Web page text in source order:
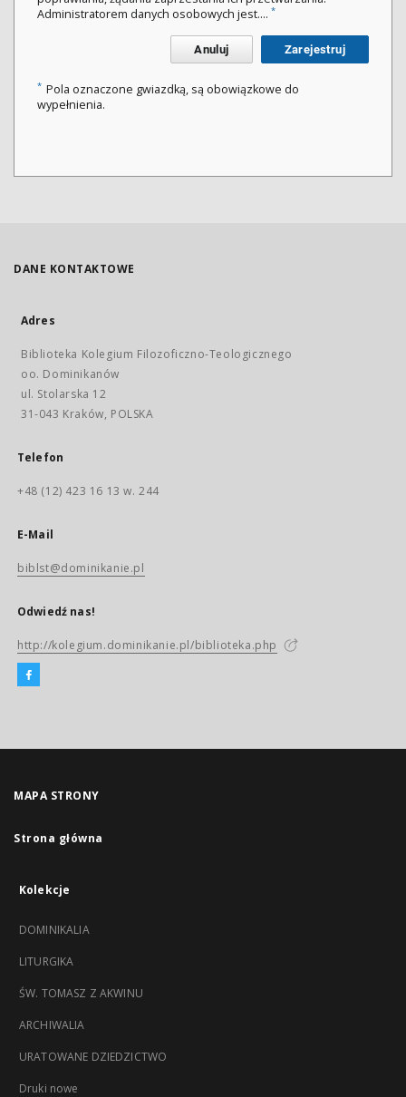
Administratorem danych osobowych jest.... *
Anuluj Zarejestruj
* Pola oznaczone gwiazdką, są obowiązkowe do
wypełnienia.
DANE KONTAKTOWE
Adres
Biblioteka Kolegium Filozoficzno-Teologicznego
oo. Dominikanów
ul. Stolarska 12
31-043 Kraków, POLSKA
Telefon
+48 (12) 423 16 13 w. 244
E-Mail
biblst@dominikanie.pl
Odwiedź nas!
http://kolegium.dominikanie.pl/biblioteka.php
MAPA STRONY
Strona główna
Kolekcje
DOMINIKALIA
LITURGIKA
ŚW. TOMASZ Z AKWINU
ARCHIWALIA
URATOWANE DZIEDZICTWO
Druki nowe